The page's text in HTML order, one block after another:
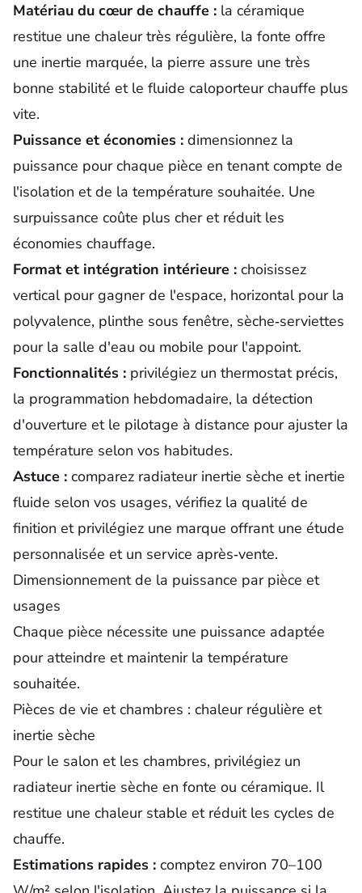
Matériau du cœur de chauffe : la céramique
restitue une chaleur très régulière, la fonte offre
une inertie marquée, la pierre assure une très
bonne stabilité et le fluide caloporteur chauffe plus
vite.
Puissance et économies : dimensionnez la
puissance pour chaque pièce en tenant compte de
l'isolation et de la température souhaitée. Une
surpuissance coûte plus cher et réduit les
économies chauffage.
Format et intégration intérieure : choisissez
vertical pour gagner de l'espace, horizontal pour la
polyvalence, plinthe sous fenêtre, sèche‑serviettes
pour la salle d'eau ou mobile pour l'appoint.
Fonctionnalités : privilégiez un thermostat précis,
la programmation hebdomadaire, la détection
d'ouverture et le pilotage à distance pour ajuster la
température selon vos habitudes.
Astuce : comparez radiateur inertie sèche et inertie
fluide selon vos usages, vérifiez la qualité de
finition et privilégiez une marque offrant une étude
personnalisée et un service après‑vente.
Dimensionnement de la puissance par pièce et
usages
Chaque pièce nécessite une puissance adaptée
pour atteindre et maintenir la température
souhaitée.
Pièces de vie et chambres : chaleur régulière et
inertie sèche
Pour le salon et les chambres, privilégiez un
radiateur inertie sèche en fonte ou céramique. Il
restitue une chaleur stable et réduit les cycles de
chauffe.
Estimations rapides : comptez environ 70–100